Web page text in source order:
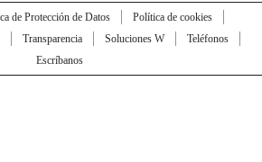
de Protección de Datos
Política de cookies
Transparencia Soluciones W
Teléfonos
Escríbanos